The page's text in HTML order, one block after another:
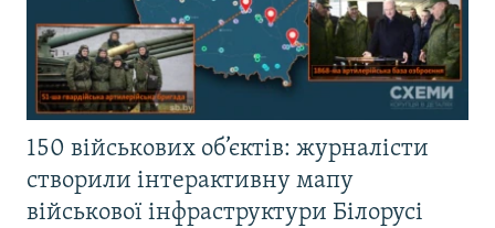
150 військових об’єктів: журналісти
створили інтерактивну мапу
військової інфраструктури Білорусі